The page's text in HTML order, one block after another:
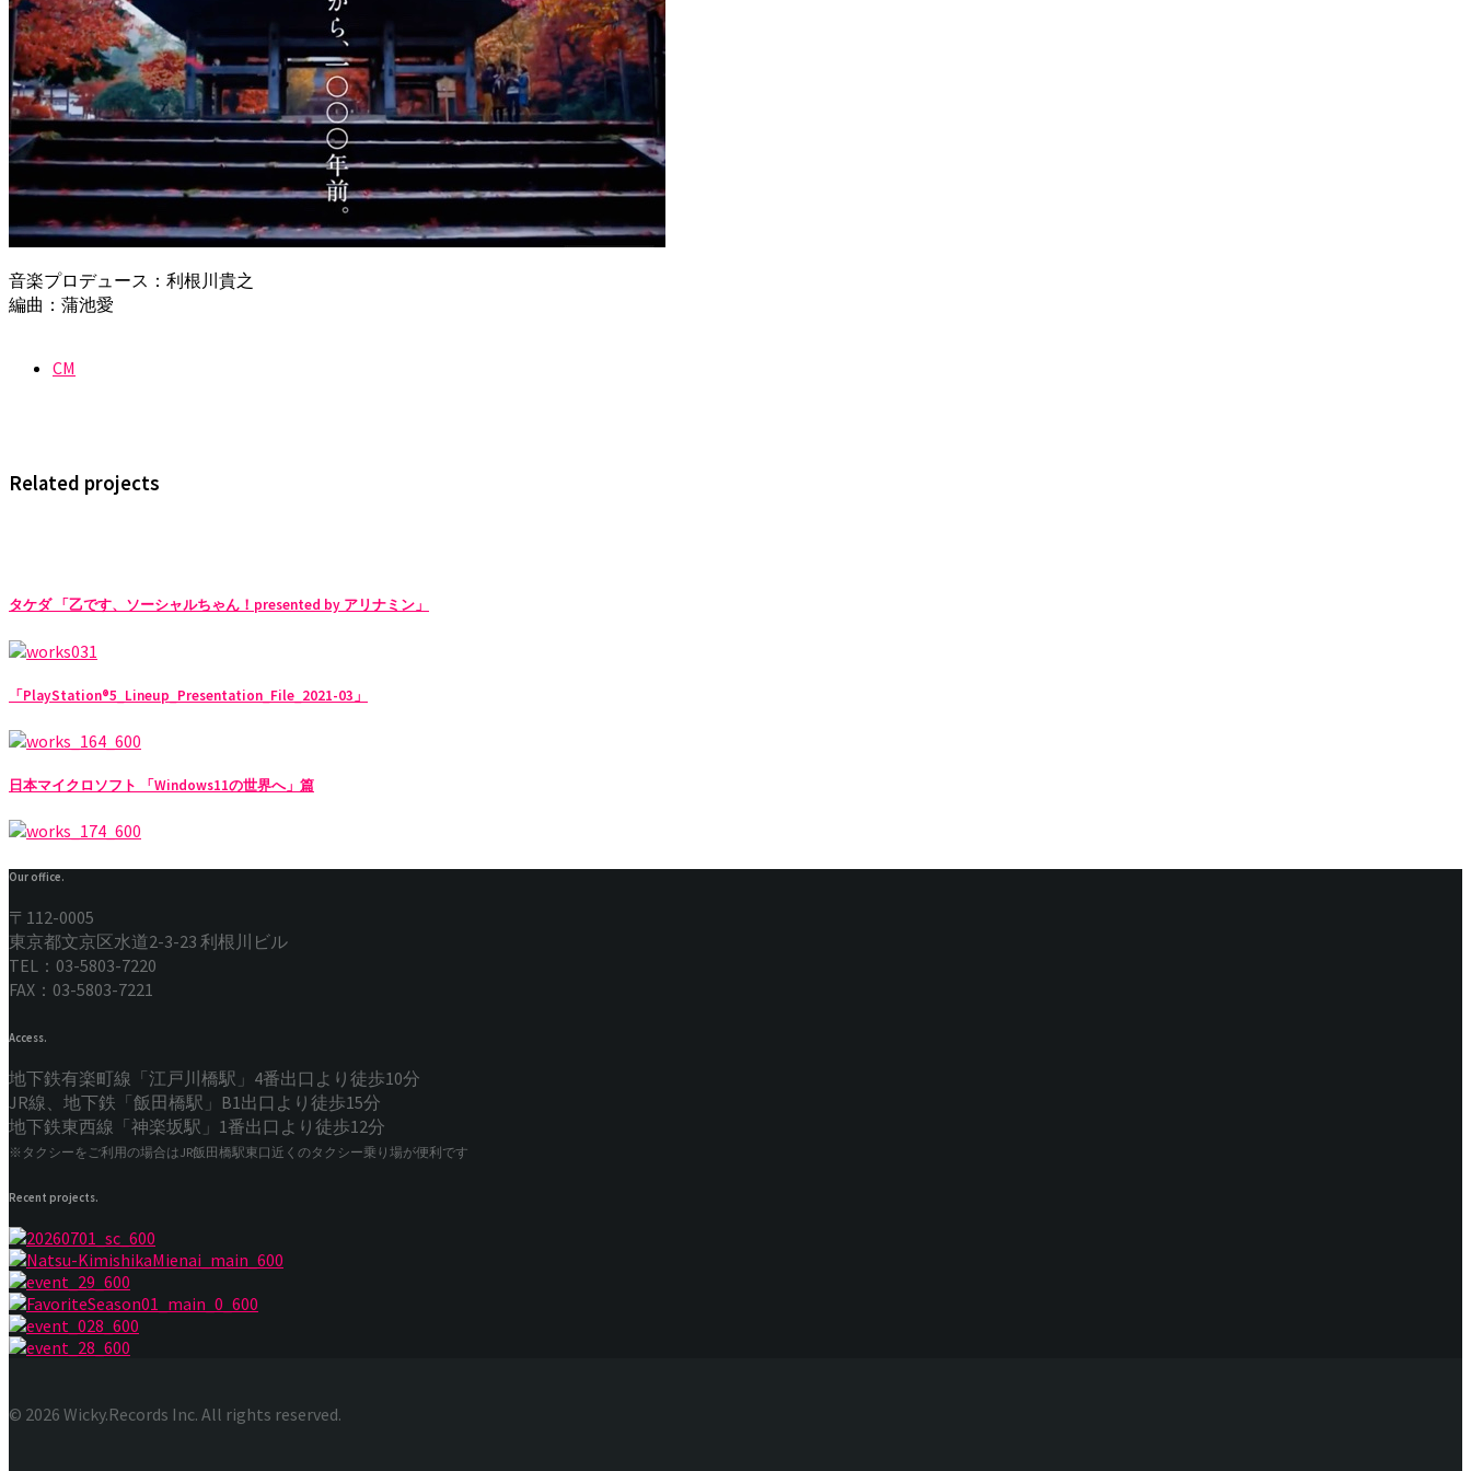
音楽プロデュース：利根川貴之
編曲：蒲池愛
CM
Related projects
タケダ 「乙です、ソーシャルちゃん！presented by アリナミン」
「PlayStation®5_Lineup_Presentation_File_2021-03」
日本マイクロソフト 「Windows11の世界へ」篇
Our office.
〒112-0005
東京都文京区水道2-3-23 利根川ビル
TEL：03-5803-7220
FAX：03-5803-7221
Access.
地下鉄有楽町線「江戸川橋駅」4番出口より徒歩10分
JR線、地下鉄「飯田橋駅」B1出口より徒歩15分
地下鉄東西線「神楽坂駅」1番出口より徒歩12分
※タクシーをご利用の場合はJR飯田橋駅東口近くのタクシー乗り場が便利です
Recent projects.
© 2026 Wicky.Records Inc. All rights reserved.